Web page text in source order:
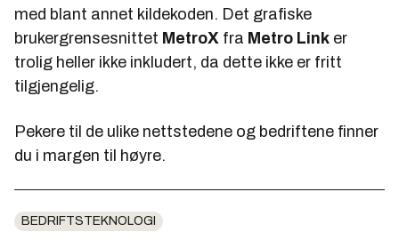
med blant annet kildekoden. Det grafiske
brukergrensesnittet MetroX fra Metro Link er
trolig heller ikke inkludert, da dette ikke er fritt
tilgjengelig.
Pekere til de ulike nettstedene og bedriftene finner
du i margen til høyre.
BEDRIFTSTEKNOLOGI